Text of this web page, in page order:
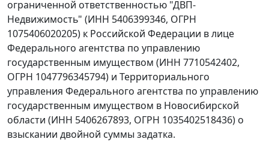
ограниченной ответственностью "ДВП-
Недвижимость" (ИНН 5406399346, ОГРН
1075406020205) к Российской Федерации в лице
Федерального агентства по управлению
государственным имуществом (ИНН 7710542402,
ОГРН 1047796345794) и Территориального
управления Федерального агентства по управлению
государственным имуществом в Новосибирской
области (ИНН 5406267893, ОГРН 1035402518436) о
взыскании двойной суммы задатка.